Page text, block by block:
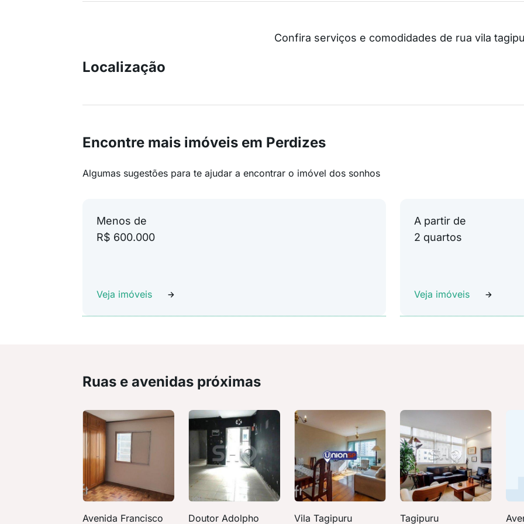
Localização
Confira serviços e comodidades de rua vila
Encontre mais imóveis em Perdizes
Algumas sugestões para te ajudar a encontrar o imóvel dos sonhos
Menos de
R$ 600.000
Veja imóveis
A partir de
2 quartos
Veja imóveis
Ruas e avenidas próximas
Avenida Francisco Doutor Adolpho Vila Tagipuru Tagipuru